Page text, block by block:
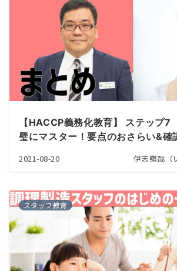
【HACCP義務化教育】 ステップ
璧にマスター！要点のおさらい&確
2021-08-20 伊志嶺哉（
スタッフ教育